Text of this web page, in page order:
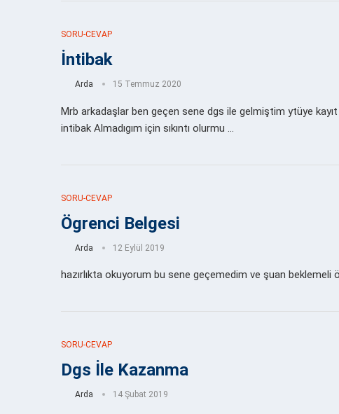
SORU-CEVAP
İntibak
Arda 15 Temmuz 2020
Mrb arkadaşlar ben geçen sene dgs ile gelmiştim ytüye
intibak Almadıgım için sıkıntı olurmu …
SORU-CEVAP
Ögrenci Belgesi
Arda 12 Eylül 2019
hazırlıkta okuyorum bu sene geçemedim ve şuan
SORU-CEVAP
Dgs İle Kazanma
Arda 14 Şubat 2019